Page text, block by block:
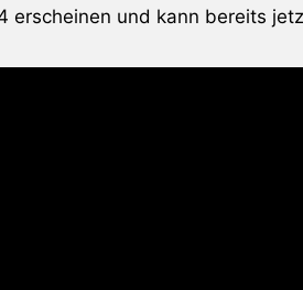
erscheinen und kann bereits